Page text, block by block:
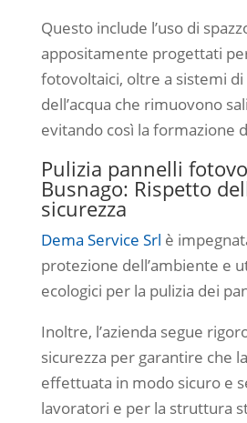
Questo include l’uso di
appositamente progettati
fotovoltaici, oltre a sistemi
dell’acqua che rimuovono
evitando così la formazione
Pulizia pannelli
Busnago: Rispetto
sicurezza
Dema Service Srl è
protezione dell’ambiente e
ecologici per la pulizia dei
Inoltre, l’azienda segue
sicurezza per garantire che
effettuata in modo sicuro e
lavoratori e per la struttura